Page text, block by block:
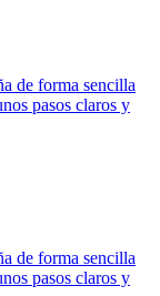
de forma sencilla
pasos claros y
de forma sencilla
pasos claros y